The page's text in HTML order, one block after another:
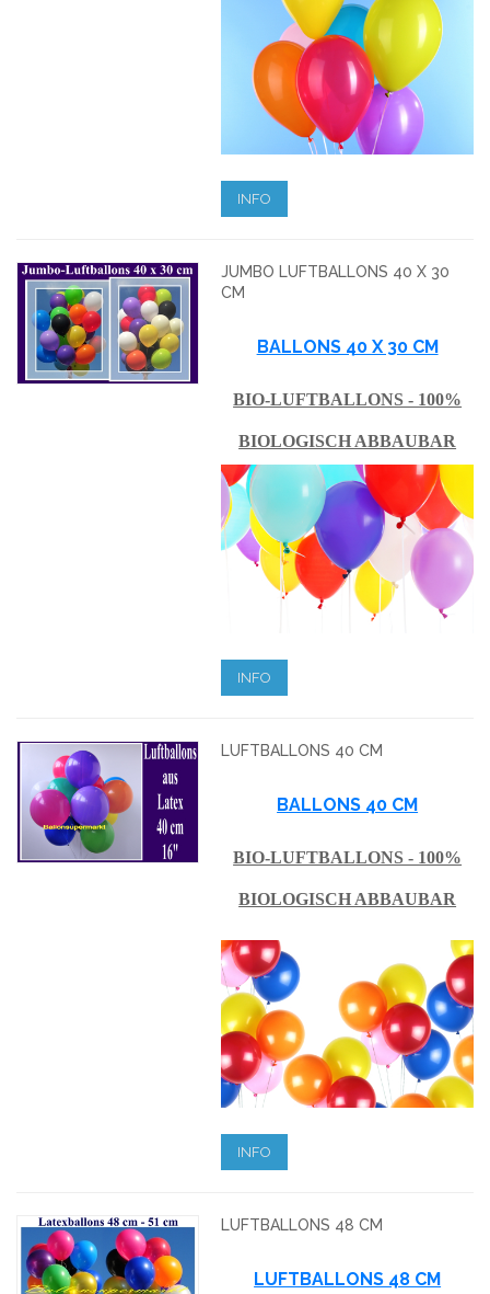
INFO
JUMBO LUFTBALLONS 40 X 30
CM
BALLONS 40 X 30 CM
BIO-LUFTBALLONS - 100%
BIOLOGISCH ABBAUBAR
INFO
LUFTBALLONS 40 CM
BALLONS 40 CM
BIO-LUFTBALLONS - 100%
BIOLOGISCH ABBAUBAR
INFO
LUFTBALLONS 48 CM
LUFTBALLONS 48 CM